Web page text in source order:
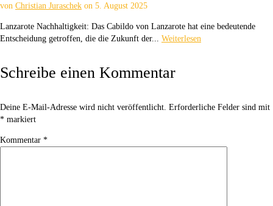
von Christian Juraschek on 5. August 2025
Lanzarote Nachhaltigkeit: Das Cabildo von Lanzarote hat eine bedeutende
Entscheidung getroffen, die die Zukunft der... Weiterlesen
Schreibe einen Kommentar
Deine E-Mail-Adresse wird nicht veröffentlicht. Erforderliche Felder sind mit
* markiert
Kommentar *